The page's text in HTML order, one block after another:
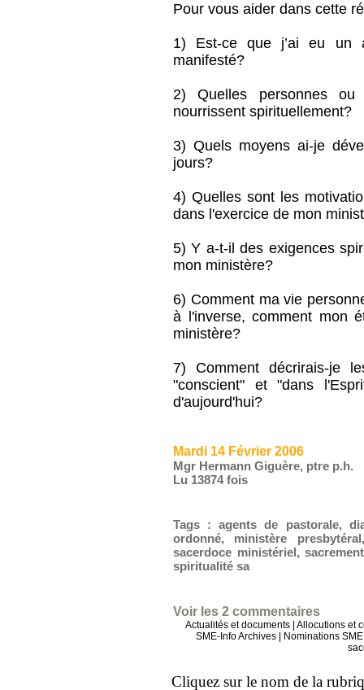
Pour vous aider dans cette
1) Est-ce que j’ai eu un
manifesté?
2) Quelles personnes ou
nourrissent spirituellement?
3) Quels moyens ai-je
jours?
4) Quelles sont les
dans l'exercice de mon
5) Y a-t-il des exigences
mon ministère?
6) Comment ma vie
à l'inverse, comment mon
ministère?
7) Comment décrirais-je
"conscient" et "dans
d'aujourd'hui?
Mardi 14 Février 2006
Mgr Hermann Giguère, ptre p.h.
Lu 13874 fois
Tags :agents de pastorale,
ordonné, ministère presbytéral
sacerdoce ministériel,sacrement
spiritualité sa
Voir les2 commentaires
Actualités et documents
Allocutions et
SME-Info Archives
Nominations
Cliquez sur le nom de la